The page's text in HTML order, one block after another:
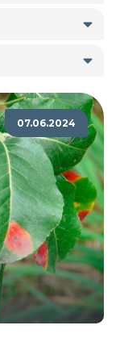
07.06.2024